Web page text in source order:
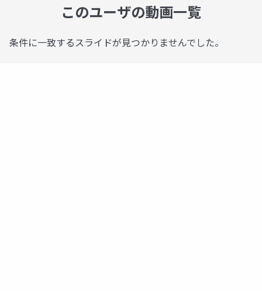
このユーザの動画一覧
条件に一致するスライドが見つかりませんでした。